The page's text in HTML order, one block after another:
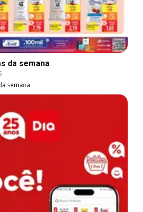
da semana
semana